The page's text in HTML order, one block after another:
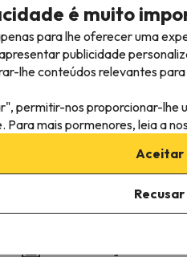
de quarto.
Casa de banho
Amenidades
Roupão de banho
Casa de banho privativa
é muito
para lhe oferecer uma
publicidade
lhe conteúdos relevantes para
permitir-nos proporcionar-lhe
mais pormenores, leia a
Aceitar
Recusar